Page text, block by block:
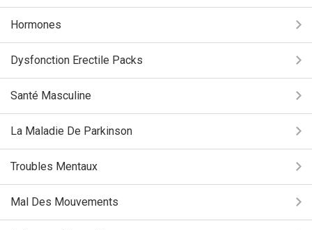
Hormones
Dysfonction Erectile Packs
Santé Masculine
La Maladie De Parkinson
Troubles Mentaux
Mal Des Mouvements